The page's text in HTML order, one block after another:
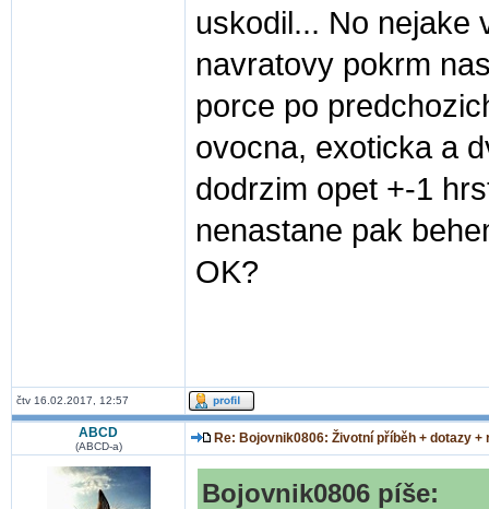
uskodil... No nejake
navratovy pokrm
porce po
ovocna, exoticka a
dodrzim opet +-1
nenastane pak
OK?
čtv 16.02.2017, 12:57
ABCD
(ABCD-a)
Re: Bojovnik0806: Životní příběh + dotazy
Bojovnik0806 píše: